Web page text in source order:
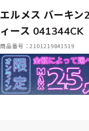
エルメス バーキン
ィース 041344CK
商品番号：2101219841519